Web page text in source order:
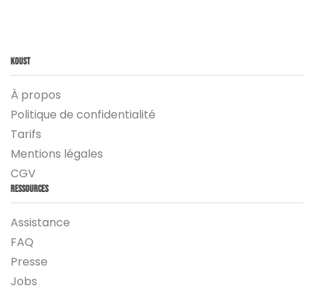
Koust
À propos
Politique de confidentialité
Tarifs
Mentions légales
CGV
Ressources
Assistance
FAQ
Presse
Jobs